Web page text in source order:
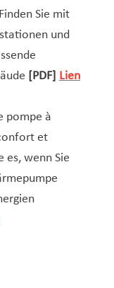
Sie mit
und
[PDF] Lien
pompe à
et
es, wenn Sie